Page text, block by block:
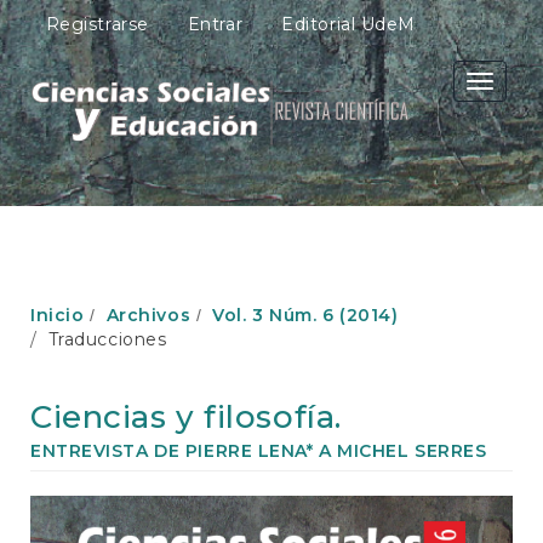
N
a
v
e
g
a
c
i
ó
n
a
l
o
n
Registrarse Entrar Editorial UdeM
Toggle
Inicio Archivos
Vol. 3 Núm. 6 (2014)
Traducciones
Ciencias y filosofía.
ENTREVISTA DE PIERRE LENA* A MICHEL SERRES
Barra